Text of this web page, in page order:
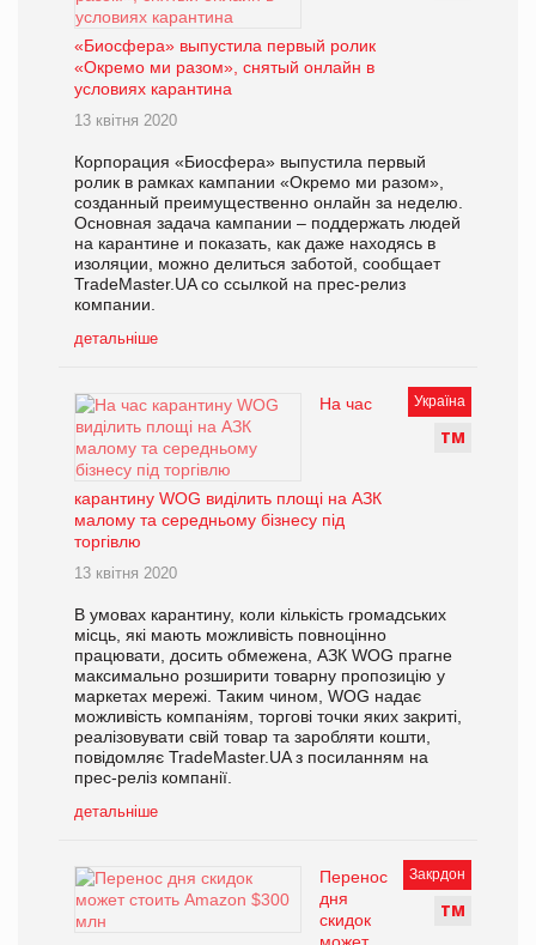
«Биосфера» выпустила первый ролик
«Окремо ми разом», снятый онлайн в
условиях карантина
13 квітня 2020
Корпорация «Биосфера» выпустила первый
ролик в рамках кампании «Окремо ми разом»,
созданный преимущественно онлайн за неделю.
Основная задача кампании – поддержать людей
на карантине и показать, как даже находясь в
изоляции, можно делиться заботой, сообщает
TradeMaster.UA со ссылкой на прес-релиз
компании.
детальніше
Україна
ТМ
На час
карантину WOG виділить площі на АЗК
малому та середньому бізнесу під
торгівлю
13 квітня 2020
В умовах карантину, коли кількість громадських
місць, які мають можливість повноцінно
працювати, досить обмежена, АЗК WOG прагне
максимально розширити товарну пропозицію у
маркетах мережі. Таким чином, WOG надає
можливість компаніям, торгові точки яких закриті,
реалізовувати свій товар та заробляти кошти,
повідомляє TradeMaster.UA з посиланням на
прес-реліз компанії.
детальніше
Закрдон
ТМ
Перенос
дня
скидок